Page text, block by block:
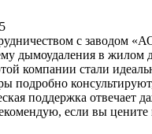
с заводом
дымоудаления в жилом
компании стали
подробно
поддержка отвечает
если вы цените